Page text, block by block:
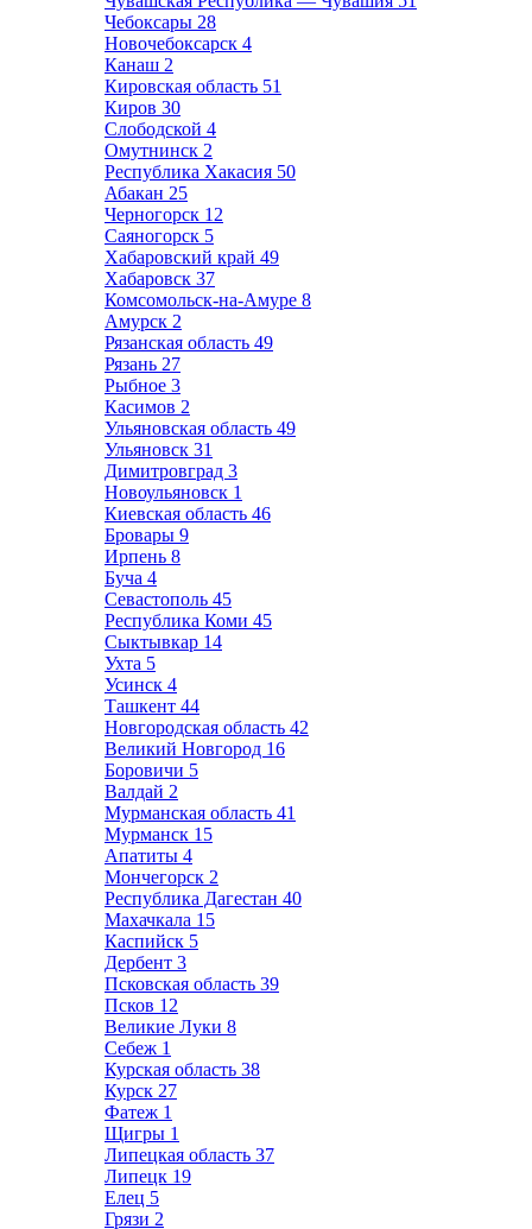
Чебоксары 28
Новочебоксарск 4
Канаш 2
Кировская область 51
Киров 30
Слободской 4
Омутнинск 2
Республика Хакасия 50
Абакан 25
Черногорск 12
Саяногорск 5
Хабаровский край 49
Хабаровск 37
Комсомольск-на-Амуре 8
Амурск 2
Рязанская область 49
Рязань 27
Рыбное 3
Касимов 2
Ульяновская область 49
Ульяновск 31
Димитровград 3
Новоульяновск 1
Киевская область 46
Бровары 9
Ирпень 8
Буча 4
Севастополь 45
Республика Коми 45
Сыктывкар 14
Ухта 5
Усинск 4
Ташкент 44
Новгородская область 42
Великий Новгород 16
Боровичи 5
Валдай 2
Мурманская область 41
Мурманск 15
Апатиты 4
Мончегорск 2
Республика Дагестан 40
Махачкала 15
Каспийск 5
Дербент 3
Псковская область 39
Псков 12
Великие Луки 8
Себеж 1
Курская область 38
Курск 27
Фатеж 1
Щигры 1
Липецкая область 37
Липецк 19
Елец 5
Грязи 2